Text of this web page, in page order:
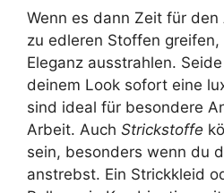
Wenn es dann Zeit für
zu edleren Stoffen
Eleganz ausstrahlen.
deinem Look sofort eine
sind ideal für besondere
Arbeit. Auch Strickstoffe
sein, besonders wenn du
anstrebst. Ein Strickkleid